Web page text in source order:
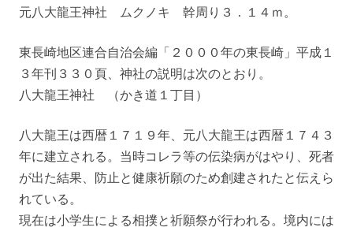
元八大龍王神社 ムクノキ 幹周り３．１４ｍ。
東長崎地区連合自治会編「２０００年の東長崎」平成１
３年刊３３０頁、神社の説明は次のとおり。
八大龍王神社 （かき道１丁目）
八大龍王は西暦１７１９年、元八大龍王は西暦１７４３
年に建立される。当時コレラ等の伝染病がはやり、死者
が出た結果、防止と健康祈願のため創建されたと伝えら
れている。
現在は小学生による相撲と祈願祭が行われる。境内には